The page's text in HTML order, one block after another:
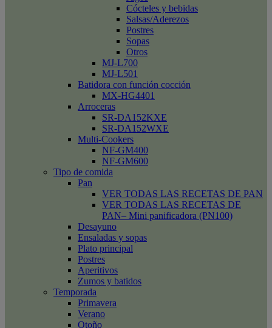
Cócteles y bebidas
Salsas/Aderezos
Postres
Sopas
Otros
MJ-L700
MJ-L501
Batidora con función cocción
MX-HG4401
Arroceras
SR-DA152KXE
SR-DA152WXE
Multi-Cookers
NF-GM400
NF-GM600
Tipo de comida
Pan
VER TODAS LAS RECETAS DE PAN
VER TODAS LAS RECETAS DE
PAN– Mini panificadora (PN100)
Desayuno
Ensaladas y sopas
Plato principal
Postres
Aperitivos
Zumos y batidos
Temporada
Primavera
Verano
Otoño